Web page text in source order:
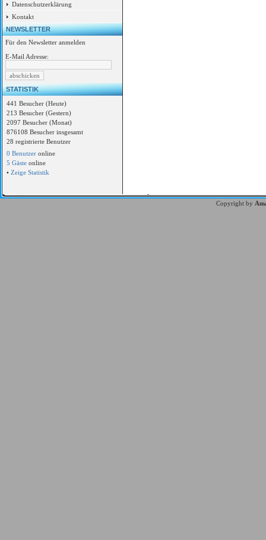
Datenschutzerklärung
Kontakt
NEWSLETTER
Für den Newsletter anmelden
E-Mail Adresse:
STATISTIK
441 Besucher (Heute)
213 Besucher (Gestern)
2097 Besucher (Monat)
876108 Besucher insgesamt
28 registrierte Benutzer
0 Benutzer online
5 Gäste online
• Zeige Statistik
Copyright by